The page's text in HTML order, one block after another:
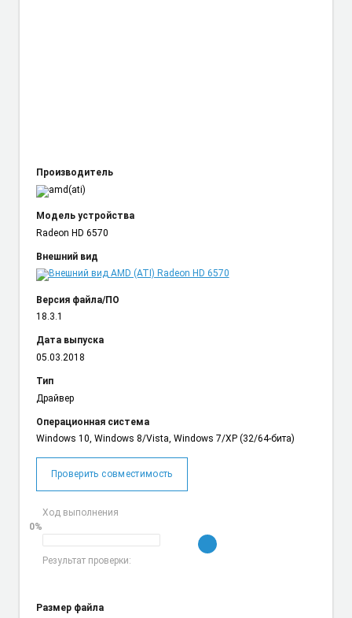
Производитель
Модель устройства
Radeon HD 6570
Внешний вид
Версия файла/ПО
18.3.1
Дата выпуска
05.03.2018
Тип
Драйвер
Операционная система
Windows 10, Windows 8/Vista, Windows 7/XP (32/64-бита)
Проверить совместимость
Ход выполнения
0%
Результат проверки:
Размер файла